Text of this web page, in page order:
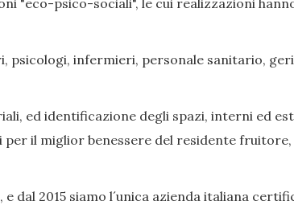
"eco-psico-sociali", le cui realizzazioni
psicologi, infermieri, personale sanitario,
ed identificazione degli spazi, interni ed
il miglior benessere del residente
dal 2015 siamo l´unica azienda italiana